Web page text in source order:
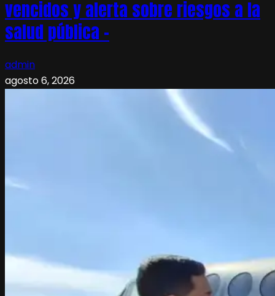
vencidos y alerta sobre riesgos a la
salud pública –
admin
agosto 6, 2026